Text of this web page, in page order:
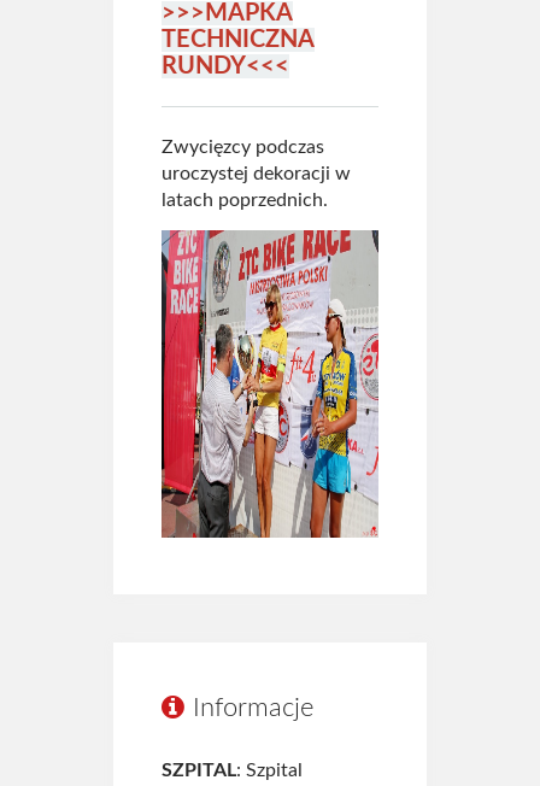
>>>MAPKA
TECHNICZNA
RUNDY<<<
Zwycięzcy podczas
uroczystej dekoracji w
latach poprzednich.
Informacje
SZPITAL: Szpital